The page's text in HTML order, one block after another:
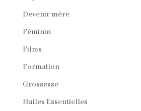
Devenir mère
Féminin
Films
Formation
Grossesse
Huiles Essentielles